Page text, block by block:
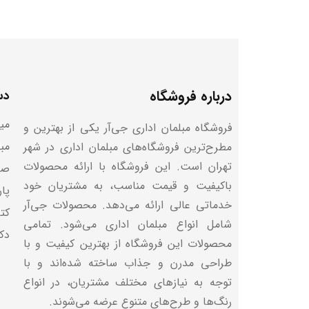
افزایش بهره‌وری:
میز مدیریت اداری با فراهم کردن یک مکان تمیز
مهم تمرکز کنند و وقت کمتری را در اجرای وظایف
حفظ امنیت اطلاعات:
مدیران معمولاً دسترسی به اطلاعات حساس دارند.
هستند که اسناد و مدارک حساس را در امان نگه
درباره فروشگاه
فروشگاه مبلمان اداری جی‌آر یکی از بهترین و
مطرح‌ترین فروشگاه‌های مبلمان اداری در شهر
تهران است. این فروشگاه با ارائه محصولات
باکیفیت و قیمت مناسب، به مشتریان خود
خدماتی عالی ارائه می‌دهد. محصولات جی‌آر
شامل انواع مبلمان اداری می‌شود. تمامی
محصولات این فروشگاه از بهترین کیفیت و با
طراحی مدرن و جذاب ساخته شده‌اند و با
توجه به نیازهای مختلف مشتریان، در انواع
رنگ‌ها و طرح‌های متنوع عرضه می‌شوند.